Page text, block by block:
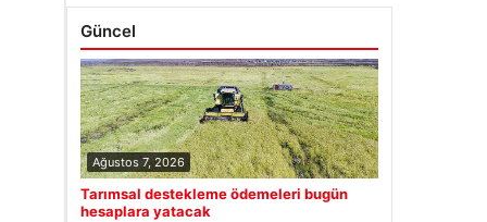
Güncel
Ağustos 7, 2026
Tarımsal destekleme ödemeleri bugün
hesaplara yatacak